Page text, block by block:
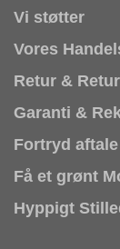
Vi støtter
Vores
Retur &
Garanti &
Fortryd aftale
Få et grønt
Hyppigt